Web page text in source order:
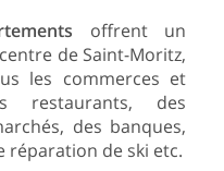
offrent un
de Saint-Moritz,
les commerces et
restaurants, des
des banques,
réparation de ski etc.